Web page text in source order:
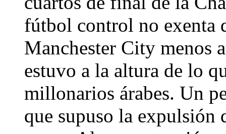
fútbol control no exenta
Manchester City menos
estuvo a la altura de lo
millonarios árabes. Un
que supuso la expulsión